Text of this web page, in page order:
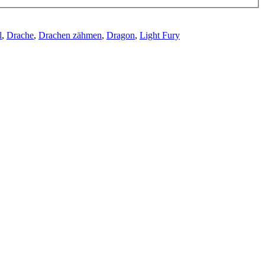
, Drache, Drachen zähmen, Dragon, Light Fury